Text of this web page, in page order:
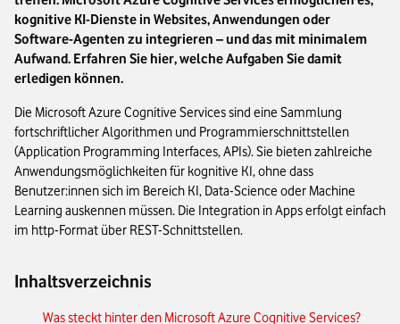
kognitive KI-Dienste in Websites, Anwendungen oder
Software-Agenten zu integrieren – und das mit minimalem
Aufwand. Erfahren Sie hier, welche Aufgaben Sie damit
erledigen können.
Die Microsoft Azure Cognitive Services sind eine Sammlung
fortschriftlicher Algorithmen und Programmierschnittstellen
(Application Programming Interfaces, APIs). Sie bieten zahlreiche
Anwendungsmöglichkeiten für kognitive KI, ohne dass
Benutzer:innen sich im Bereich KI, Data-Science oder Machine
Learning auskennen müssen. Die Integration in Apps erfolgt einfach
im http-Format über REST-Schnittstellen.
Inhaltsverzeichnis
Was steckt hinter den Microsoft Azure Cognitive Services?